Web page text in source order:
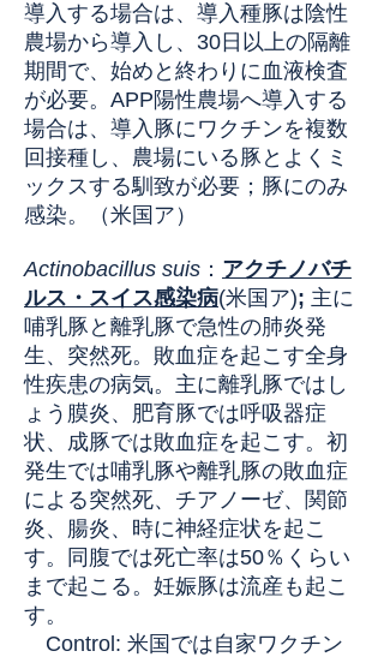
導入する場合は、導入種豚は陰性
農場から導入し、30日以上の隔離
期間で、始めと終わりに血液検査
が必要。APP陽性農場へ導入する
場合は、導入豚にワクチンを複数
回接種し、農場にいる豚とよくミ
ックスする馴致が必要 ；豚にのみ
感染。（米国ア）
Actinobacillus suis ： アクチノバチ
ルス・スイス感染病(米国ア); 主に
哺乳豚と離乳豚で急性の肺炎発
生、突然死。敗血症を起こす全身
性疾患の病気。主に離乳豚ではし
ょう膜炎、肥育豚では呼吸器症
状、成豚では敗血症を起こす。初
発生では哺乳豚や離乳豚の敗血症
による突然死、チアノーゼ、関節
炎、腸炎、時に神経症状を起こ
す。同腹では死亡率は50％くらい
まで起こる。妊娠豚は流産も起こ
す。
Control: 米国では自家ワクチン